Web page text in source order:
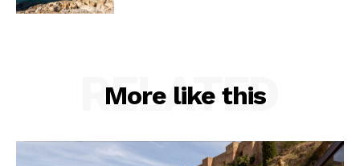
More like this
RELATED